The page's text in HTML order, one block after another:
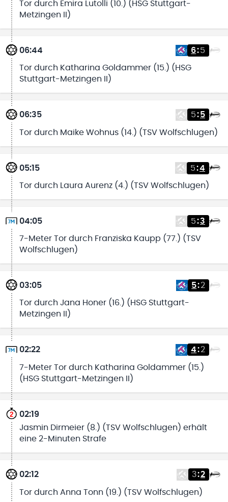
Tor durch Emira Lutolli (10.) (HSG Stuttgart-
Metzingen II)
06:44 6:5
Tor durch Katharina Goldammer (15.) (HSG
Stuttgart-Metzingen II)
06:35 5:5
Tor durch Maike Wohnus (14.) (TSV Wolfschlugen)
05:15 5:4
Tor durch Laura Aurenz (4.) (TSV Wolfschlugen)
04:05 5:3
7-Meter Tor durch Franziska Kaupp (77.) (TSV
Wolfschlugen)
03:05 5:2
Tor durch Jana Honer (16.) (HSG Stuttgart-
Metzingen II)
02:22 4:2
7-Meter Tor durch Katharina Goldammer (15.)
(HSG Stuttgart-Metzingen II)
02:19
Jasmin Dirmeier (8.) (TSV Wolfschlugen) erhält
eine 2-Minuten Strafe
02:12 3:2
Tor durch Anna Tonn (19.) (TSV Wolfschlugen)